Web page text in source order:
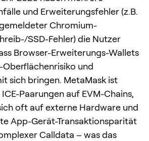
und Erweiterungsfehler (z.B.
Chromium-
SSD-Fehler) die Nutzer
Browser-Erweiterungs-Wallets
und
sich bringen. MetaMask ist
Paarungen auf EVM-Chains,
oft auf externe Hardware und
App-Gerät-Transaktionsparität
Calldata – was das